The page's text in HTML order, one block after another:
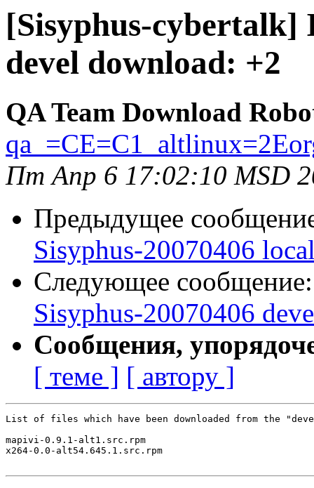
[Sisyphus-cybertalk]
devel download: +2
QA Team Download
Пт Апр 6 17:02:10 MSD
Предыдущее
Sisyphus-20070406
Следующее
Sisyphus-20070406
Сообщения,
[ теме ] [ автору ]
List of files which have been downloaded from the
mapivi-0.9.1-alt1.src.rpm
x264-0.0-alt54.645.1.src.rpm